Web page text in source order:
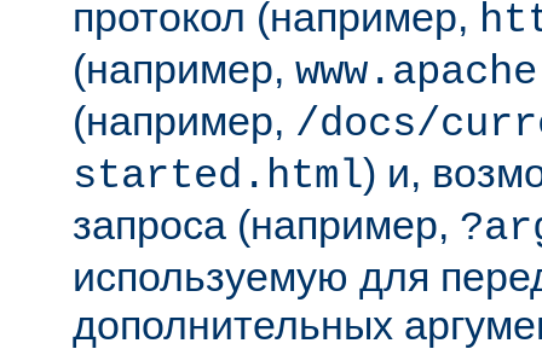
протокол (например,
(например,
(например, /docs/
started.html) и,
запроса (например,
используемую для
дополнительных